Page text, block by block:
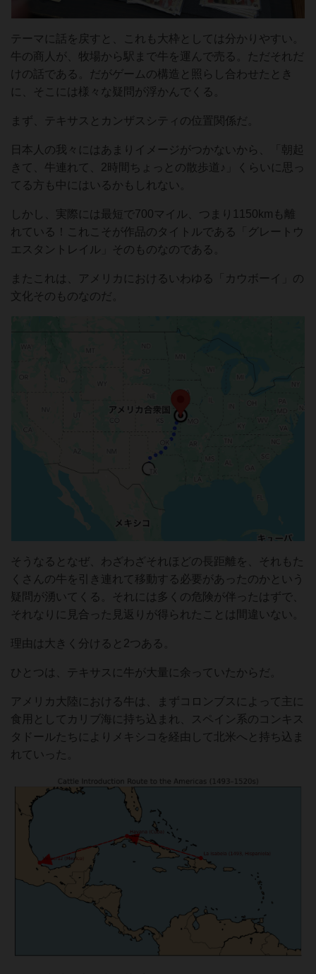
テーマに話を戻すと、これも大枠としては分かりやすい。
牛の商人が、牧場から駅まで牛を運んで売る。ただそれだ
けの話である。だがゲームの構造と照らし合わせたとき
に、そこには様々な疑問が浮かんでくる。
まず、テキサスとカンザスシティの位置関係だ。
日本人の我々にはあまりイメージがつかないから、「朝起
きて、牛連れて、2時間ちょっとの散歩道♪」くらいに思っ
てる方も中にはいるかもしれない。
しかし、実際には最短で700マイル、つまり1150kmも離
れている！これこそが作品のタイトルである「グレートウ
エスタントレイル」そのものなのである。
またこれは、アメリカにおけるいわゆる「カウボーイ」の
文化そのものなのだ。
そうなるとなぜ、わざわざそれほどの長距離を、それもた
くさんの牛を引き連れて移動する必要があったのかという
疑問が湧いてくる。それには多くの危険が伴ったはずで、
それなりに見合った見返りが得られたことは間違いない。
理由は大きく分けると2つある。
ひとつは、テキサスに牛が大量に余っていたからだ。
アメリカ大陸における牛は、まずコロンブスによって主に
食用としてカリブ海に持ち込まれ、スペイン系のコンキス
タドールたちによりメキシコを経由して北米へと持ち込ま
れていった。